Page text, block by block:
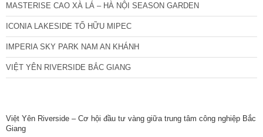
MASTERISE CAO XÀ LÁ – HÀ NỘI SEASON GARDEN
ICONIA LAKESIDE TỐ HỮU MIPEC
IMPERIA SKY PARK NAM AN KHÁNH
VIỆT YÊN RIVERSIDE BẮC GIANG
Việt Yên Riverside – Cơ hội đầu tư vàng giữa trung tâm công nghiệp Bắc
Giang